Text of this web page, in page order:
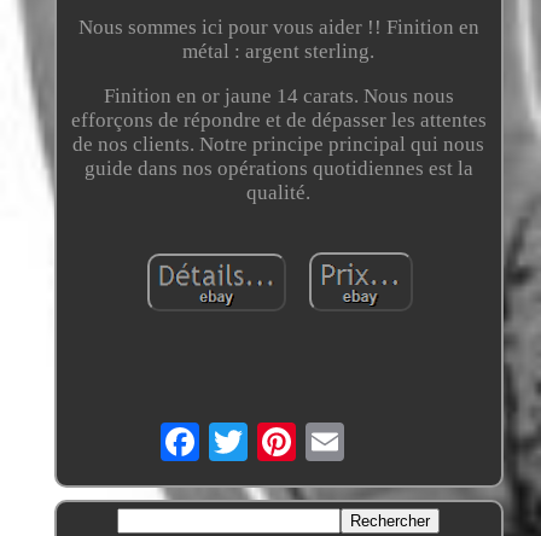
Nous sommes ici pour vous aider !! Finition en
métal : argent sterling.
Finition en or jaune 14 carats. Nous nous
efforçons de répondre et de dépasser les attentes
de nos clients. Notre principe principal qui nous
guide dans nos opérations quotidiennes est la
qualité.